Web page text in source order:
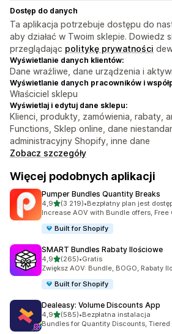
Dostęp do danych
Ta aplikacja potrzebuje dostępu do
aby działać w Twoim sklepie. Dowiedz
przeglądając politykę prywatności
Wyświetlanie danych klientów:
Dane wrażliwe, dane urządzenia i
Wyświetlanie danych pracowników i
Właściciel sklepu
Wyświetlaj i edytuj dane sklepu:
Klienci, produkty, zamówienia, rabaty,
Functions, Sklep online, dane
administracyjny Shopify, inne dane
Zobacz szczegóły
Więcej podobnych aplikacji
Pumper Bundles Quantity Breaks
4,9na 5 gwiazdek
(3 219)
Łączna liczba recenzji: 3219
•Bezpłatny plan jest
Increase AOV with Bundle offers, Free
Built for Shopify
SMART Bundles Rabaty Ilościowe
4,9na 5 gwiazdek
(265)
Łączna liczba recenzji: 265
•Gratis
Zwiększ AOV: Bundle, BOGO, Rabaty
Built for Shopify
Dealeasy: Volume Discounts App
4,9na 5 gwiazdek
(585)
Łączna liczba recenzji: 585
•Bezpłatna instalacja
Bundles for Quantity Discounts, Tiered